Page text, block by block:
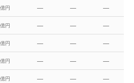
億円 — — —
億円 — — —
億円 — — —
億円 — — —
億円 — — —